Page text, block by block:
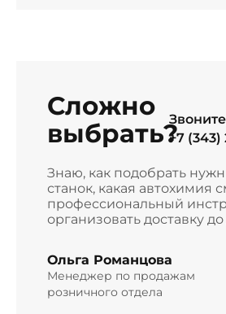
Сложно
выбрать?+7 (343)
Знаю, как подобрать
станок, какая
профессиональный
организовать доставку
Ольга Романцова
Менеджер по продажам
розничного отдела